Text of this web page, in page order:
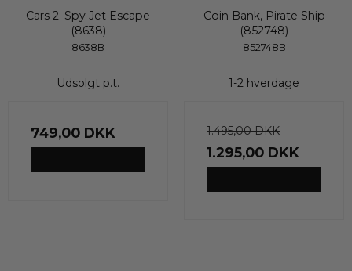
Cars 2: Spy Jet Escape
(8638)
8638B
Udsolgt p.t.
749,00 DKK
Coin Bank, Pirate Ship
(852748)
852748B
1-2 hverdage
1.495,00 DKK
1.295,00 DKK